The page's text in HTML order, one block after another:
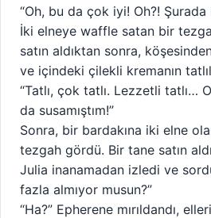
“Oh, bu da çok iyi! Oh?! Şurada
İki elneye waffle satan bir
satın aldıktan sonra,
ve içindeki çilekli kremanın
“Tatlı, çok tatlı. Lezzetli tatlı…
da susamıştım!”
Sonra, bir bardakına iki elne
tezgah gördü. Bir tane satın
Julia inanamadan izledi ve
fazla almıyor musun?”
“Ha?” Epherene mırıldandı,